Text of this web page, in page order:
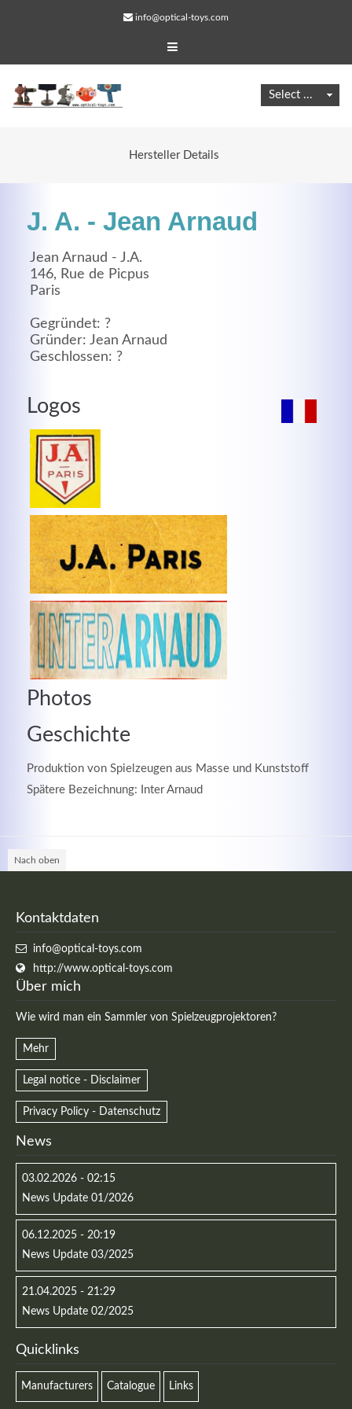
info@optical-toys.com
Hersteller Details
J. A. - Jean Arnaud
Jean Arnaud - J.A.
146, Rue de Picpus
Paris
Gegründet: ?
Gründer: Jean Arnaud
Geschlossen: ?
Logos
Photos
Geschichte
Produktion von Spielzeugen aus Masse und Kunststoff
Spätere Bezeichnung: Inter Arnaud
Nach oben
Kontaktdaten
info@optical-toys.com
http://www.optical-toys.com
Über mich
Wie wird man ein Sammler von Spielzeugprojektoren?
Mehr
Legal notice - Disclaimer
Privacy Policy - Datenschutz
News
03.02.2026 - 02:15
News Update 01/2026
06.12.2025 - 20:19
News Update 03/2025
21.04.2025 - 21:29
News Update 02/2025
Quicklinks
Manufacturers Catalogue Links
Lorem ipsum dolor sit amet, consectetuer adipiscing
elit. Aenean commodo ligula eget dolor.
Good Service
Lorem ipsum dolor sit amet, consectetuer adipiscing
elit. Aenean commodo ligula eget dolor.
Lorem ipsum dolor sit amet, consectetuer adipiscing
elit. Aenean commodo ligula eget dolor.
MEHR INFOS
Kontaktdaten
Herbert
info@optical-toys.com
http://www.optical-toys.com
Login
Benutzername
Passwort